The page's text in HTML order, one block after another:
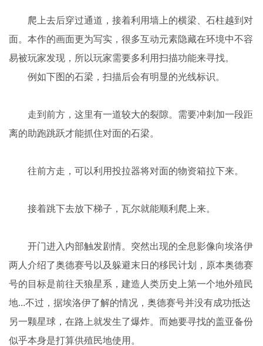
爬上去后穿过通道，接着利用墙上的横梁、石柱越到对
面。本作的画面更为写实，很多互动元素隐藏在环境中不容
易被玩家发现，所以玩家需要多利用扫描功能来寻找。
例如下图的石梁，扫描后会有明显的光线标识。
走到前方，这里有一道较大的裂隙。需要冲刺加一段距
离的助跑跳跃才能抓住对面的石梁。
往前方走，可以利用投拉器将对面的物资箱拉下来。
接着跳下去放下梯子，瓦尔就能顺利爬上来。
开门进入内部触发剧情。突然出现的全息影像向埃洛伊
两人介绍了奥德赛号以及躲避末日的移民计划，原本奥德赛
号的目标是前往天狼星系，建造人类历史上第一个地外殖民
地...不过，据埃洛伊了解的情况，奥德赛号并没有成功抵达
另一颗星球，在路上就发生了爆炸。而她要寻找的盖亚备份
似乎本身是打算供殖民地使用。